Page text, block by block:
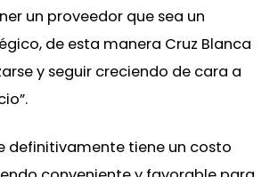
un proveedor que sea un
de esta manera Cruz Blanca
y seguir creciendo de cara a
definitivamente tiene un costo